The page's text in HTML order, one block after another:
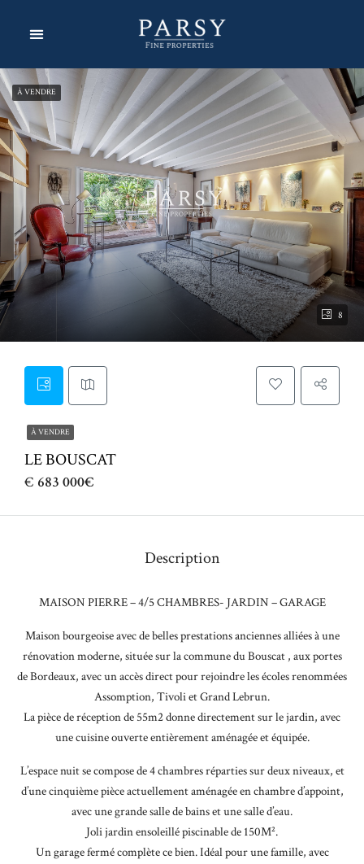
8
À VENDRE
À VENDRE
LE BOUSCAT
€ 683 000€
Description
MAISON PIERRE – 4/5 CHAMBRES- JARDIN – GARAGE
Maison bourgeoise avec de belles prestations anciennes alliées à une
rénovation moderne, située sur la commune du Bouscat , aux portes
de Bordeaux, avec un accès direct pour rejoindre les écoles renommées
Assomption, Tivoli et Grand Lebrun.
La pièce de réception de 55m2 donne directement sur le jardin, avec
une cuisine ouverte entièrement aménagée et équipée.
L’espace nuit se compose de 4 chambres réparties sur deux niveaux, et
d’une cinquième pièce actuellement aménagée en chambre d’appoint,
avec une grande salle de bains et une salle d’eau.
Joli jardin ensoleillé piscinable de 150M².
Un garage fermé complète ce bien. Idéal pour une famille, avec